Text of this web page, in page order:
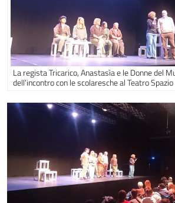
La regista Tricarico, Anastasìa e le Donne del
dell’incontro con le scolaresche al Teatro